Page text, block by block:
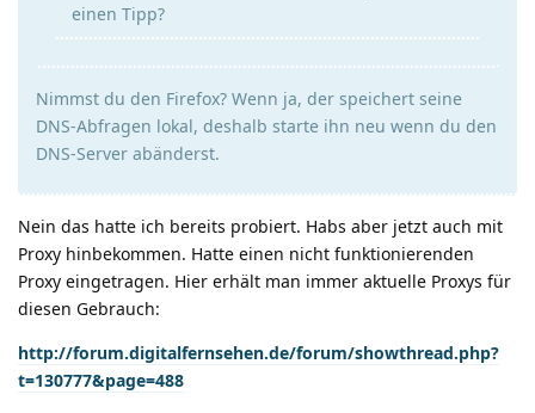
einen Tipp?
Nimmst du den Firefox? Wenn ja, der speichert seine
DNS-Abfragen lokal, deshalb starte ihn neu wenn du den
DNS-Server abänderst.
Nein das hatte ich bereits probiert. Habs aber jetzt auch mit
Proxy hinbekommen. Hatte einen nicht funktionierenden
Proxy eingetragen. Hier erhält man immer aktuelle Proxys für
diesen Gebrauch:
http://forum.digitalfernsehen.de/forum/showthread.php?
t=130777&page=488